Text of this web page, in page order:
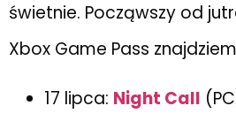
świetnie. Począwszy od
Xbox Game Pass
17 lipca: Night Call